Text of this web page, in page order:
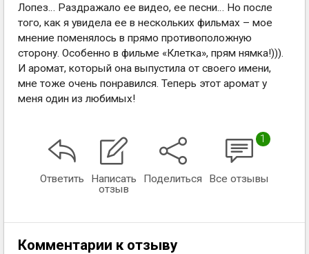
Лопез… Раздражало ее видео, ее песни… Но после
того, как я увидела ее в нескольких фильмах – мое
мнение поменялось в прямо противоположную
сторону. Особенно в фильме «Клетка», прям нямка!))).
И аромат, который она выпустила от своего имени,
мне тоже очень понравился. Теперь этот аромат у
меня один из любимых!
Ответить
Написать
отзыв
Поделиться
1
Все отзывы
Комментарии к отзыву